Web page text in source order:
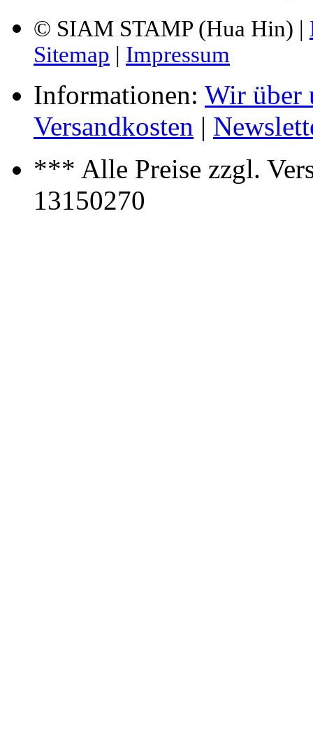
© SIAM STAMP (Hua Hin) |
Sitemap | Impressum
Informationen: Wir über
Versandkosten |
*** Alle Preise zzgl.
13150270